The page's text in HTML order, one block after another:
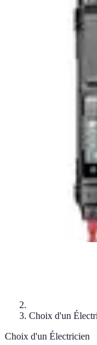
Électricien de Confiance
Choix d'un Électricien
Électricien de
Choix d'un
Choix d'un Électricien